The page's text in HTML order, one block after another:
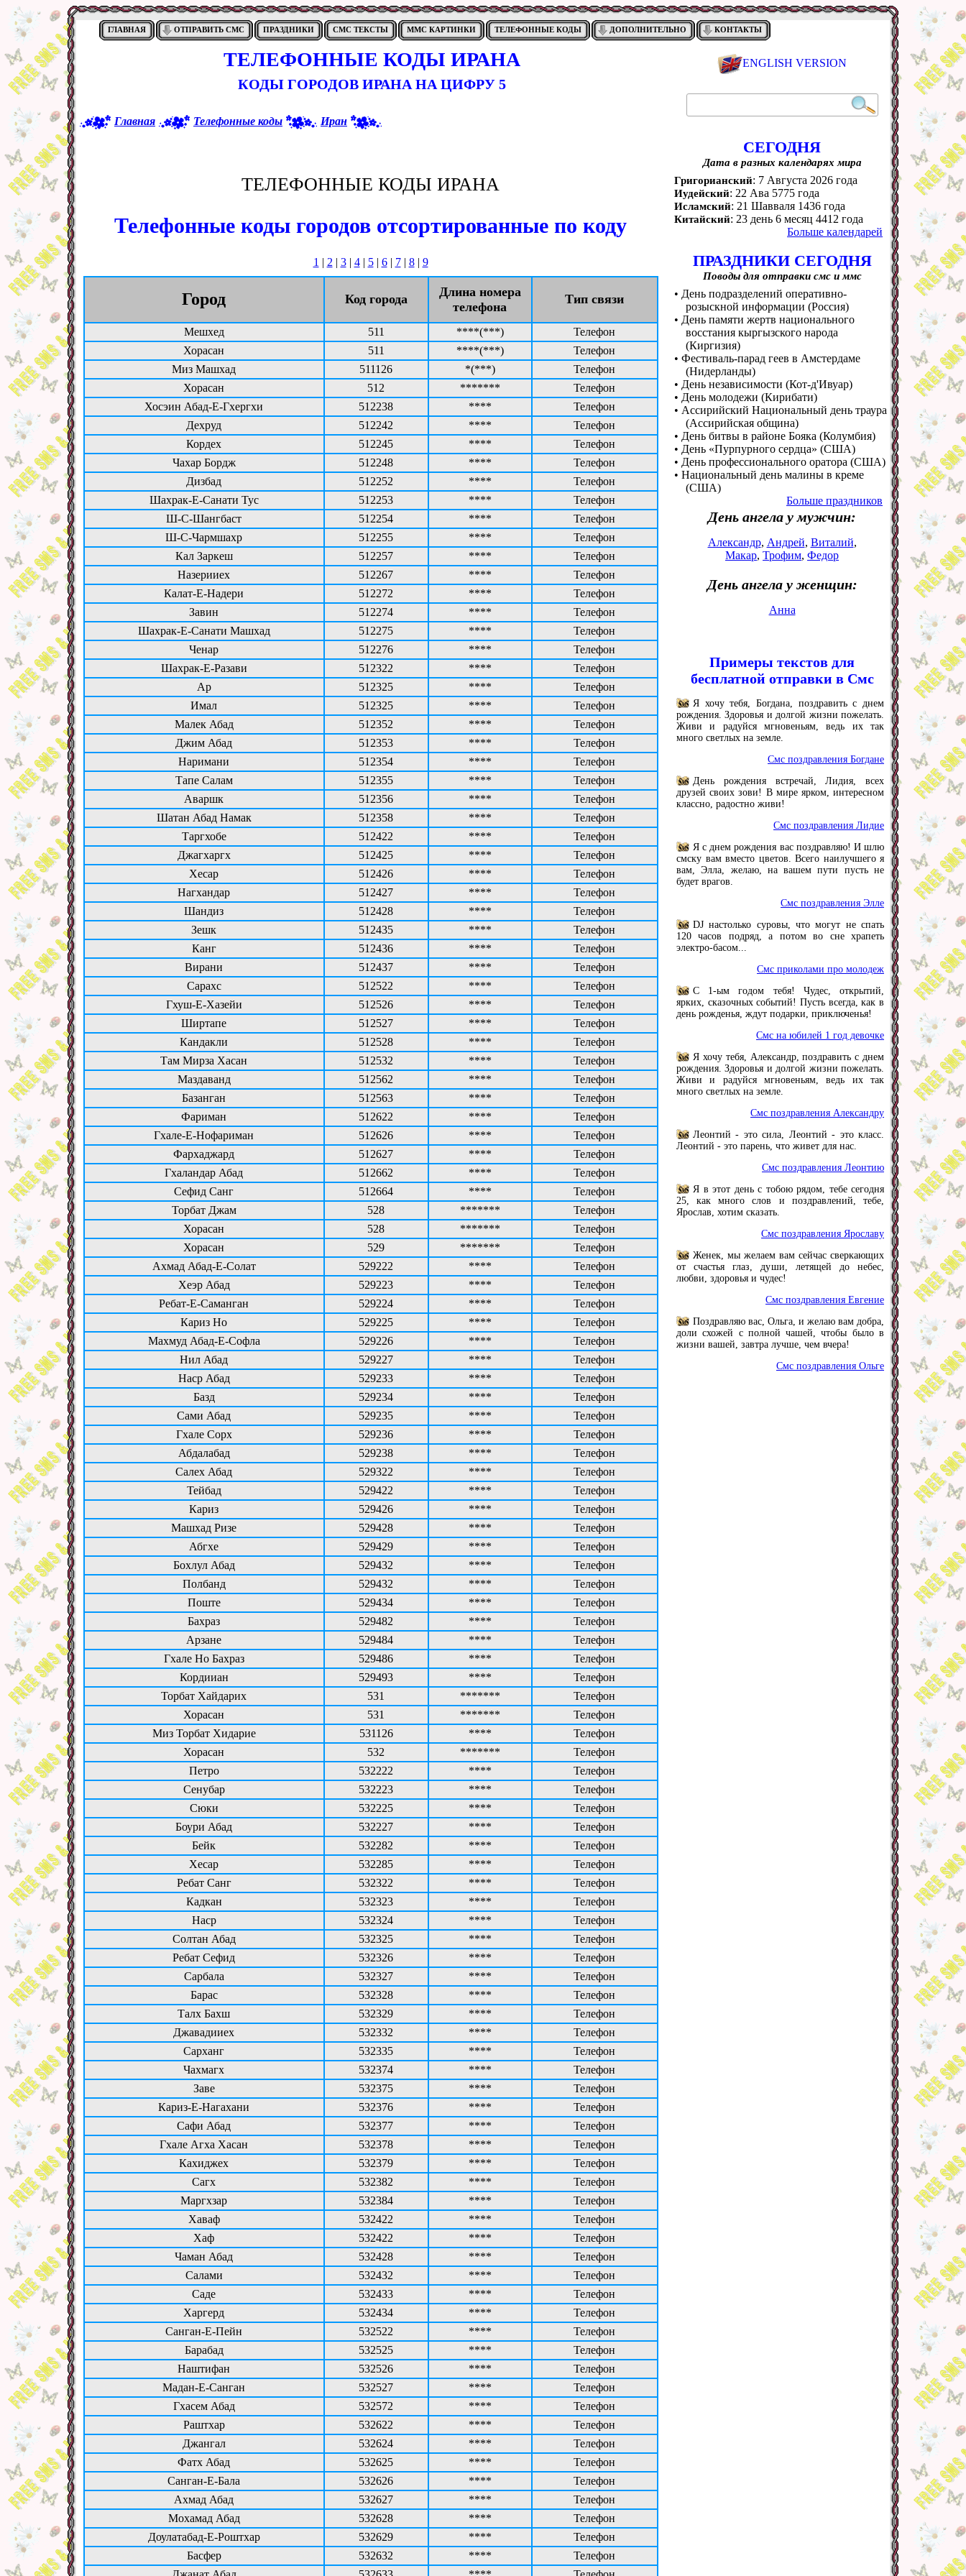
ГЛАВНАЯ ОТПРАВИТЬ СМС ПРАЗДНИКИ СМС ТЕКСТЫ ММС КАРТИНКИ ТЕЛЕФОННЫЕ КОДЫ ДОПОЛНИТЕЛЬНО КОНТАКТЫ
ТЕЛЕФОННЫЕ КОДЫ ИРАНА
КОДЫ ГОРОДОВ ИРАНА НА ЦИФРУ 5
Главная Телефонные коды Иран
ТЕЛЕФОННЫЕ КОДЫ ИРАНА
Телефонные коды городов отсортированные по коду
1 | 2 | 3| 4| 5| 6| 7| 8| 9
Город Код города
Длина номера
телефона
Тип связи
Мешхед 511 ****(***)
Телефон
Хорасан
511 ****(***)
Телефон
Миз Машхад
511126 *(***)
Телефон
Хорасан
512 *******
Телефон
Хосэин Абад-Е-Гхергхи
512238 ****
Телефон
Дехруд
512242 ****
Телефон
Кордех
512245 ****
Телефон
Чахар Бордж
512248 ****
Телефон
Дизбад
512252 ****
Телефон
Шахрак-Е-Санати Тус
512253 ****
Телефон
Ш-С-Шангбаст
512254 ****
Телефон
Ш-С-Чармшахр
512255 ****
Телефон
Кал Заркеш
512257 ****
Телефон
Назерииех
512267 ****
Телефон
Калат-Е-Надери
512272 ****
Телефон
Завин
512274 ****
Телефон
Шахрак-Е-Санати Машхад
512275 ****
Телефон
Ченар
512276 ****
Телефон
Шахрак-Е-Разави
512322 ****
Телефон
Ар
512325 ****
Телефон
Имал
512325 ****
Телефон
Малек Абад
512352 ****
Телефон
Джим Абад
512353 ****
Телефон
Наримани
512354 ****
Телефон
Тапе Салам
512355 ****
Телефон
Аваршк
512356 ****
Телефон
Шатан Абад Намак
512358 ****
Телефон
Таргхобе
512422 ****
Телефон
Джагхаргх
512425 ****
Телефон
Хесар
512426 ****
Телефон
Нагхандар
512427 ****
Телефон
Шандиз
512428 ****
Телефон
Зешк
512435 ****
Телефон
Канг
512436 ****
Телефон
Вирани
512437 ****
Телефон
Сарахс
512522 ****
Телефон
Гхуш-Е-Хазейи
512526 ****
Телефон
Ширтапе
512527 ****
Телефон
Кандакли
512528 ****
Телефон
Там Мирза Хасан
512532 ****
Телефон
Маздаванд
512562 ****
Телефон
Базанган
512563 ****
Телефон
Фариман
512622 ****
Телефон
Гхале-Е-Нофариман
512626 ****
Телефон
Фархаджард
512627 ****
Телефон
Гхаландар Абад
512662 ****
Телефон
Сефид Санг
512664 ****
Телефон
Торбат Джам
528 *******
Телефон
Хорасан
528 *******
Телефон
Хорасан
529 *******
Телефон
Ахмад Абад-Е-Солат
529222 ****
Телефон
Хеэр Абад
529223 ****
Телефон
Ребат-Е-Саманган
529224 ****
Телефон
Кариз Но
529225 ****
Телефон
Махмуд Абад-Е-Софла
529226 ****
Телефон
Нил Абад
529227 ****
Телефон
Наср Абад
529233 ****
Телефон
Базд
529234 ****
Телефон
Сами Абад
529235 ****
Телефон
Гхале Сорх
529236 ****
Телефон
Абдалабад
529238 ****
Телефон
Салех Абад
529322 ****
Телефон
Тейбад
529422 ****
Телефон
Кариз
529426 ****
Телефон
Машхад Ризе
529428 ****
Телефон
Абгхе
529429 ****
Телефон
Бохлул Абад
529432 ****
Телефон
Полбанд
529432 ****
Телефон
Поште
529434 ****
Телефон
Бахраз
529482 ****
Телефон
Арзане
529484 ****
Телефон
Гхале Но Бахраз
529486 ****
Телефон
Кордииан
529493 ****
Телефон
Торбат Хайдарих
531 *******
Телефон
Хорасан
531 *******
Телефон
Миз Торбат Хидарие
531126 ****
Телефон
Хорасан
532 *******
Телефон
Петро
532222 ****
Телефон
Сенубар
532223 ****
Телефон
Сюки
532225 ****
Телефон
Боури Абад
532227 ****
Телефон
Бейк
532282 ****
Телефон
Хесар
532285 ****
Телефон
Ребат Санг
532322 ****
Телефон
Кадкан
532323 ****
Телефон
Наср
532324 ****
Телефон
Солтан Абад
532325 ****
Телефон
Ребат Сефид
532326 ****
Телефон
Сарбала
532327 ****
Телефон
Барас
532328 ****
Телефон
Талх Бахш
532329 ****
Телефон
Джавадииех
532332 ****
Телефон
Сарханг
532335 ****
Телефон
Чахмагх
532374 ****
Телефон
Заве
532375 ****
Телефон
Кариз-Е-Нагахани
532376 ****
Телефон
Сафи Абад
532377 ****
Телефон
Гхале Агха Хасан
532378 ****
Телефон
Кахиджех
532379 ****
Телефон
Сагх
532382 ****
Телефон
Маргхзар
532384 ****
Телефон
Хаваф
532422 ****
Телефон
Хаф
532422 ****
Телефон
Чаман Абад
532428 ****
Телефон
Салами
532432 ****
Телефон
Саде
532433 ****
Телефон
Харгерд
532434 ****
Телефон
Санган-Е-Пейн
532522 ****
Телефон
Барабад
532525 ****
Телефон
Наштифан
532526 ****
Телефон
Мадан-Е-Санган
532527 ****
Телефон
Гхасем Абад
532572 ****
Телефон
Раштхар
532622 ****
Телефон
Джангал
532624 ****
Телефон
Фатх Абад
532625 ****
Телефон
Санган-Е-Бала
532626 ****
Телефон
Ахмад Абад
532627 ****
Телефон
Мохамад Абад
532628 ****
Телефон
Доулатабад-Е-Роштхар
532629 ****
Телефон
Басфер
532632 ****
Телефон
ENGLISH VERSION
СЕГОДНЯ
Дата в разных календарях мира
Григорианский: 7 Августа 2026 года
Иудейский: 22 Ава 5775 года
Исламский: 21 Шавваля 1436 года
Китайский: 23 день 6 месяц 4412 года
Больше календарей
ПРАЗДНИКИ СЕГОДНЯ
Поводы для отправки смс и ммс
• День подразделений оперативно-
розыскной информации (Россия)
• День памяти жертв национального
восстания кыргызского народа
(Киргизия)
• Фестиваль-парад геев в Амстердаме
(Нидерланды)
• День независимости (Кот-д'Ивуар)
• День молодежи (Кирибати)
• Ассирийский Национальный день траура
(Ассирийская община)
• День битвы в районе Бояка (Колумбия)
• День «Пурпурного сердца» (США)
• День профессионального оратора (США)
• Национальный день малины в креме
(США)
Больше праздников
День ангела у мужчин:
Александр, Андрей, Виталий,
Макар, Трофим, Федор
День ангела у женщин:
Анна
Примеры текстов для
бесплатной отправки в Смс
Я хочу тебя, Богдана, поздравить с днем
рождения. Здоровья и долгой жизни пожелать.
Живи и радуйся мгновеньям, ведь их так
много светлых на земле.
Смс поздравления Богдане
День рождения встречай, Лидия, всех
друзей своих зови! В мире ярком, интересном
классно, радостно живи!
Смс поздравления Лидие
Я с днем рождения вас поздравляю! И шлю
смску вам вместо цветов. Всего наилучшего я
вам, Элла, желаю, на вашем пути пусть не
будет врагов.
Смс поздравления Элле
DJ настолько суровы, что могут не спать
120 часов подряд, а потом во сне храпеть
электро-басом...
Смс приколами про молодеж
С 1-ым годом тебя! Чудес, открытий,
ярких, сказочных событий! Пусть всегда, как в
день рожденья, ждут подарки, приключенья!
Смс на юбилей 1 год девочке
Я хочу тебя, Александр, поздравить с днем
рождения. Здоровья и долгой жизни пожелать.
Живи и радуйся мгновеньям, ведь их так
много светлых на земле.
Смс поздравления Александру
Леонтий - это сила, Леонтий - это класс.
Леонтий - это парень, что живет для нас.
Смс поздравления Леонтию
Я в этот день с тобою рядом, тебе сегодня
25, как много слов и поздравлений, тебе,
Ярослав, хотим сказать.
Смс поздравления Ярославу
Женек, мы желаем вам сейчас сверкающих
от счастья глаз, души, летящей до небес,
любви, здоровья и чудес!
Смс поздравления Евгение
Поздравляю вас, Ольга, и желаю вам добра,
доли схожей с полной чашей, чтобы было в
жизни вашей, завтра лучше, чем вчера!
Смс поздравления Ольге